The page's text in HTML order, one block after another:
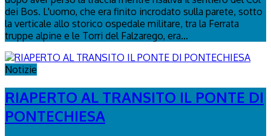
dei Bos. L'uomo, che era finito incrodato sulla parete, sotto
la verticale allo storico ospedale militare, tra la Ferrata
truppe alpine e le Torri del Falzarego, era...
Notizie
RIAPERTO AL TRANSITO IL PONTE DI
PONTECHIESA